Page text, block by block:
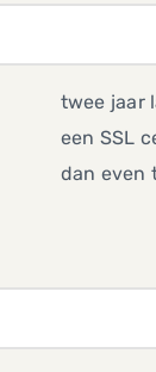
twee jaar
een SSL
dan even